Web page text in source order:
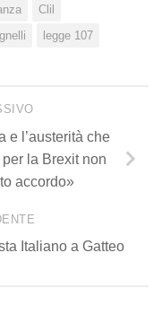
Clil
legge 107
e l’austerità che
la Brexit non
accordo»
Italiano a Gatteo